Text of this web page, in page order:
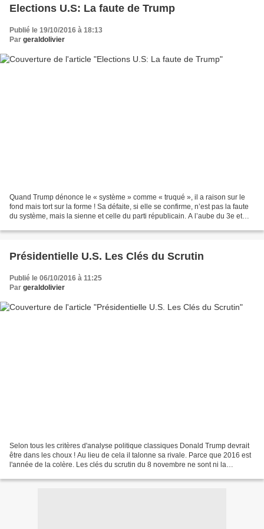
Elections U.S: La faute de Trump
Publié le 19/10/2016 à 18:13
Par geraldolivier
Quand Trump dénonce le « système » comme « truqué », il a raison sur le
fond mais tort sur la forme ! Sa défaite, si elle se confirme, n’est pas la faute
du système, mais la sienne et celle du parti républicain. A l’aube du 3e et
Présidentielle U.S. Les Clés du Scrutin
Publié le 06/10/2016 à 11:25
Par geraldolivier
Selon tous les critères d'analyse politique classiques Donald Trump devrait
être dans les choux ! Au lieu de cela il talonne sa rivale. Parce que 2016 est
l'année de la colère. Les clés du scrutin du 8 novembre ne sont ni la